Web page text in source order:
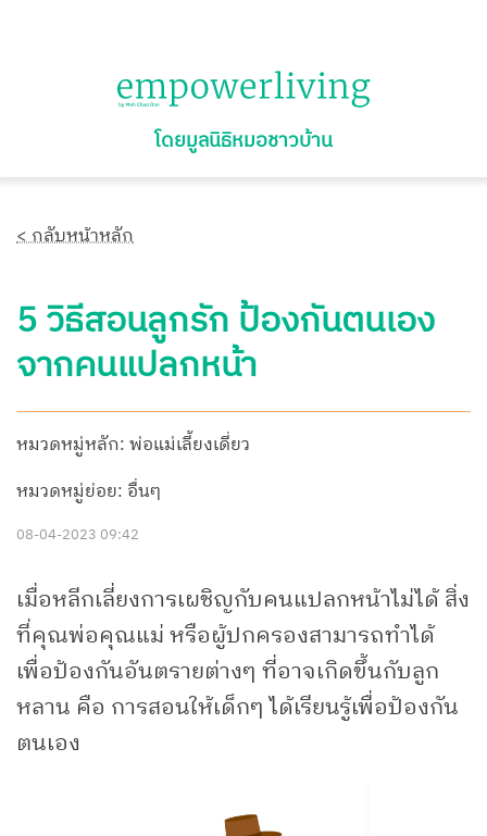
โดยมูลนิธิหมอชาวบ้าน
< กลับหน้าหลัก
5 วิธีสอนลูกรัก ป้องกันตนเอง
จากคนแปลกหน้า
หมวดหมู่หลัก: พ่อแม่เลี้ยงเดี่ยว
หมวดหมู่ย่อย: อื่นๆ
08-04-2023 09:42
เมื่อหลีกเลี่ยงการเผชิญกับคนแปลกหน้าไม่ได้ สิ่ง
ที่คุณพ่อคุณแม่ หรือผู้ปกครองสามารถทำได้
เพื่อป้องกันอันตรายต่างๆ ที่อาจเกิดขึ้นกับลูก
หลาน คือ การสอนให้เด็กๆ ได้เรียนรู้เพื่อป้องกัน
ตนเอง